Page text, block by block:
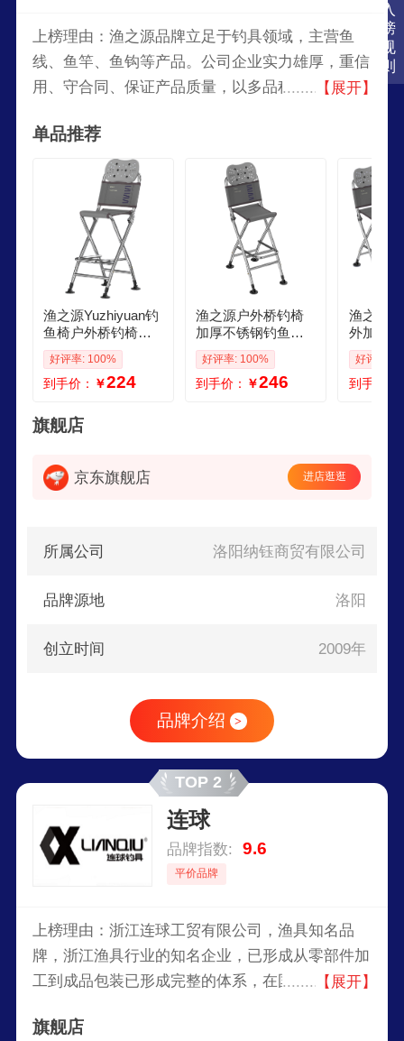
入
榜
规
则
上榜理由：渔之源品牌立足于钓具领域，主营鱼
线、鱼竿、鱼钩等产品。公司企业实力雄厚，重信
用、守合同、保证产品质量，以多品种经营特色和
终奉行“诚信求实、致力服务、唯求满意”的企业宗
旨，全力跟随客户需求，不断进行产品创新和服务
【展开】
单品推荐
渔之源Yuzhiyuan钓
鱼椅户外桥钓椅子
升降腿桥筏吊椅折
叠便携加厚不锈钢
钓鱼凳子 加厚不锈
好评率: 100%
到手价： ￥224
渔之源户外桥钓椅
加厚不锈钢钓鱼椅
升降腿桥筏钓椅稳
固舒适便携钓鱼垂
钓 加厚不锈钢 稳固
好评率: 100%
到手价： ￥246
渔之源
外加厚
椅桥钓
桥筏钓
凳子 升
好评率:
到手价：
旗舰店
京东旗舰店 进店逛逛
所属公司 洛阳纳钰商贸有限公司
品牌源地 洛阳
创立时间 2009年
品牌介绍 >
TOP 2
连球
品牌指数: 9.6
平价品牌
上榜理由：浙江连球工贸有限公司，渔具知名品
牌，浙江渔具行业的知名企业，已形成从零部件加
工到成品包装已形成完整的体系，在国内占有较大
售、服务为一体的企业。
【展开】
旗舰店